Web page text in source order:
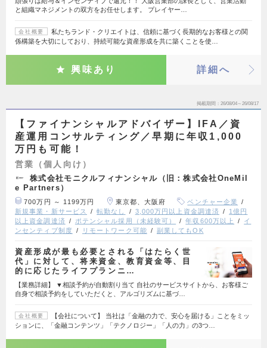
と組織マネジメントの双方をお任せします。 プレイヤー…
会社概要
私たちランド・クリエイトは、信頼に基づく長期的なお客様との関
係構築を大切にしており、持続可能な資産形成を共に築くことを使…
興味あり 詳細へ
掲載期間 26/08/04～26/08/17
【ファイナンシャルアドバイザー】IFA／資
産運用コンサルティング／早期に年収1,000
万円も可能！
営業（個人向け）
株式会社モニクルフィナンシャル（旧：株式会社OneMil
e Partners）
700万円 ～ 1199万円 東京都、大阪府
ベンチャー企業
新規事業・新サービス
転勤なし 3,000万円以上資金調達済
1億円
以上資金調達済
ポテンシャル採用（未経験可） 年収600万以上
イ
ンセンティブ制度
リモートワーク可能 副業してもOK
資産形成が最も必要とされる「はたらく世
代」に対して、将来資金、教育資金等、目
的に応じたライフプランニ…
【業務詳細】 ▼相談予約が自動割り当て 自社のサービスサイトから、お客様ご
自身で相談予約をしていただくと、アルゴリズムに基づ…
会社概要
【会社について】 当社は「金融の力で、安心を届ける」ことをミッ
ションに、「金融コンテンツ」「テクノロジー」「人の力」の3つ…